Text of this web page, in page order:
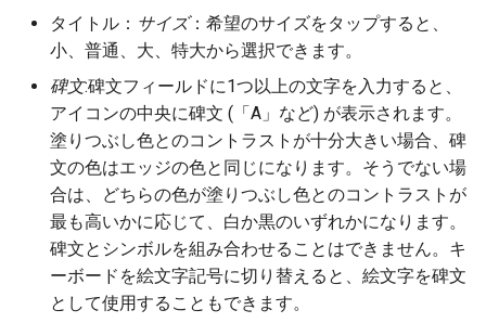
タイトル： サイズ：希望のサイズをタップすると、
小、普通、大、特大から選択できます。
碑文:碑文フィールドに1つ以上の文字を入力すると、
アイコンの中央に碑文 (「A」など) が表示されます。
塗りつぶし色とのコントラストが十分大きい場合、碑
文の色はエッジの色と同じになります。そうでない場
合は、どちらの色が塗りつぶし色とのコントラストが
最も高いかに応じて、白か黒のいずれかになります。
碑文とシンボルを組み合わせることはできません。キ
ーボードを絵文字記号に切り替えると、絵文字を碑文
として使用することもできます。